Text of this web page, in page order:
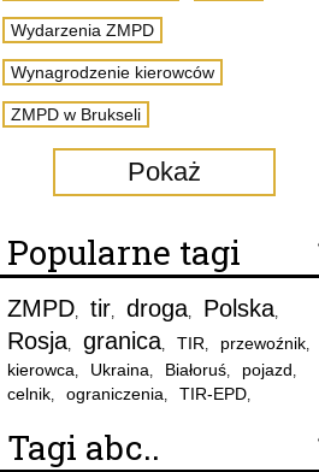
Wydarzenia ZMPD
Wynagrodzenie kierowców
ZMPD w Brukseli
Pokaż
Popularne tagi
ZMPD, tir, droga, Polska,
Rosja, granica, TIR, przewoźnik,
kierowca, Ukraina, Białoruś, pojazd,
celnik, ograniczenia, TIR-EPD,
Tagi abc..